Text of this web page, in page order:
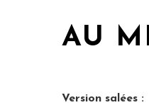
AU
Version salées :